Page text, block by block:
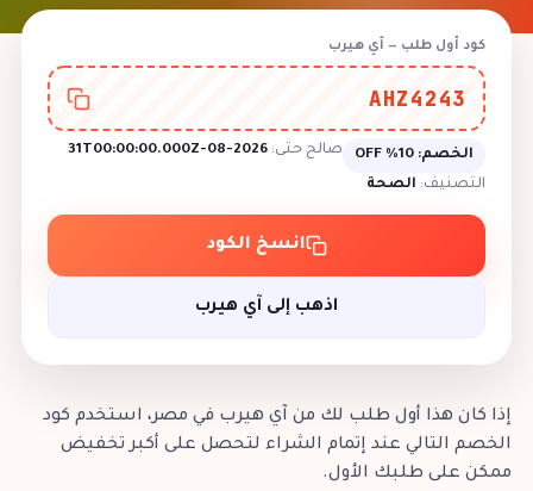
كود أول طلب — آي هيرب
AHZ4243
الخصم: 10% OFF صالح حتى: 2026-08-31T00:00:00.000Z
التصنيف: الصحة
انسخ الكود
اذهب إلى آي هيرب
إذا كان هذا أول طلب لك من آي هيرب في مصر، استخدم كود
الخصم التالي عند إتمام الشراء لتحصل على أكبر تخفيض
ممكن على طلبك الأول.